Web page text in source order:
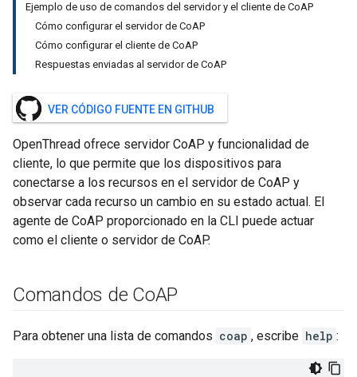
Ejemplo de uso de comandos del servidor y el cliente de CoAP
Cómo configurar el servidor de CoAP
Cómo configurar el cliente de CoAP
Respuestas enviadas al servidor de CoAP
VER CÓDIGO FUENTE EN GITHUB
OpenThread ofrece servidor CoAP y funcionalidad de
cliente, lo que permite que los dispositivos para
conectarse a los recursos en el servidor de CoAP y
observar cada recurso un cambio en su estado actual. El
agente de CoAP proporcionado en la CLI puede actuar
como el cliente o servidor de CoAP.
Comandos de CoAP
Para obtener una lista de comandos coap , escribe help :